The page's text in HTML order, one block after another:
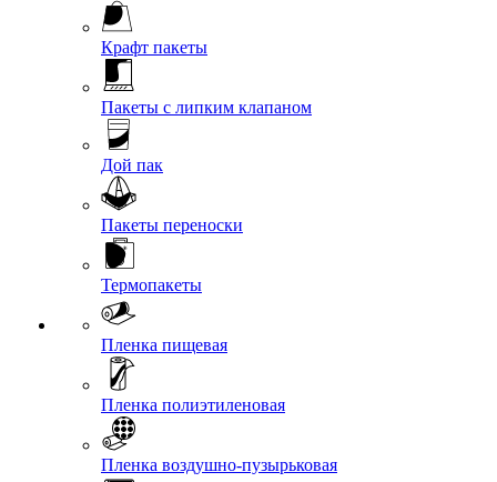
Крафт пакеты
Пакеты с липким клапаном
Дой пак
Пакеты переноски
Термопакеты
Пленка пищевая
Пленка полиэтиленовая
Пленка воздушно-пузырьковая